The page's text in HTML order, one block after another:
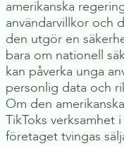
amerikanska
användarvillkor och
den utgör en
bara om nationell
kan påverka unga
personlig data och
Om den
TikToks verksamhet
företaget tvingas